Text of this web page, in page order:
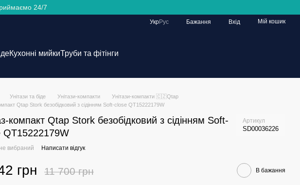
24/7
УкрРус Бажання Вхід Мій кошик
Кухонні мийкиТруби та фітінги
Унітази та біде Унітази-компакти
Унітази-компакти 🇨🇿Qtap
Qtap Stork безобідковий з сідінням Soft-close QT15222179W
компакт Qtap Stork безобідковий з сідінням Soft-
QT15222179W
Артикул
SD00036226
вибраний Написати відгук
грн 11 700 грн В бажання